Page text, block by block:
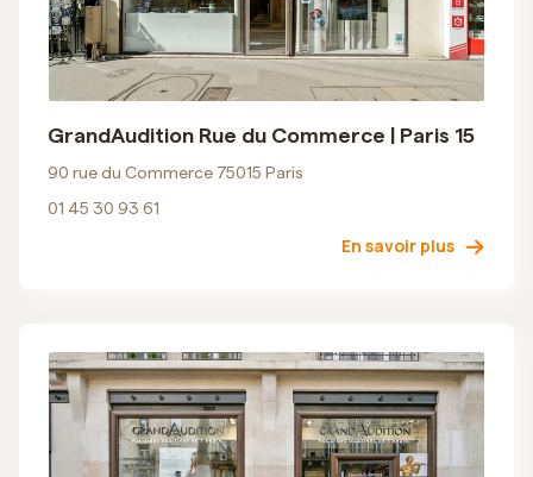
GrandAudition Rue du Commerce | Paris 15
90 rue du Commerce 75015 Paris
01 45 30 93 61
En savoir plus